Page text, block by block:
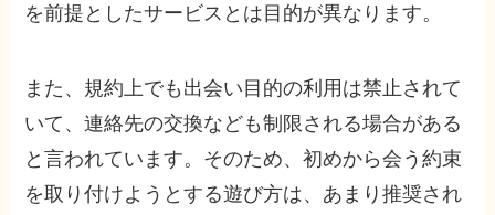
を前提としたサービスとは目的が異なります。
また、規約上でも出会い目的の利用は禁止されて
いて、連絡先の交換なども制限される場合がある
と言われています。そのため、初めから会う約束
を取り付けようとする遊び方は、あまり推奨され